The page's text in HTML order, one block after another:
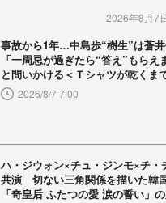
2026年8月7
事故から1年…中島歩“樹生”は蒼
「一周忌が過ぎたら“答え”もらえ
と問いかける＜Ｔシャツが乾くま
2026/8/7 7:00
ハ・ジウォン×チュ・ジンモ×チ・
共演 切ない三角関係を描いた韓
「奇皇后 ふたつの愛 涙の誓い」